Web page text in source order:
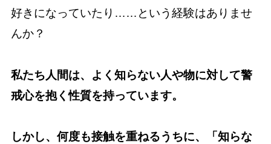
好きになっていたり……という経験はありませ
んか？
私たち人間は、よく知らない人や物に対して警
戒心を抱く性質を持っています。
しかし、何度も接触を重ねるうちに、「知らな